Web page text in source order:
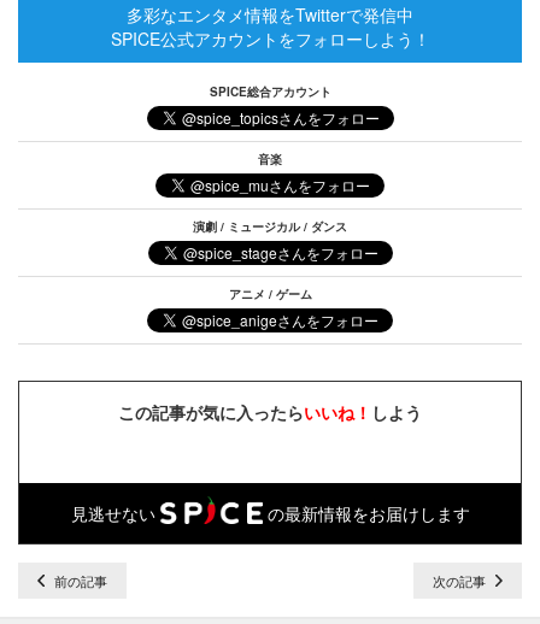
多彩なエンタメ情報をTwitterで発信中
SPICE公式アカウントをフォローしよう！
SPICE総合アカウント
音楽
演劇 / ミュージカル / ダンス
アニメ / ゲーム
この記事が気に入ったらいいね！ しよう
見逃せない の最新情報をお届けします
前の記事 次の記事